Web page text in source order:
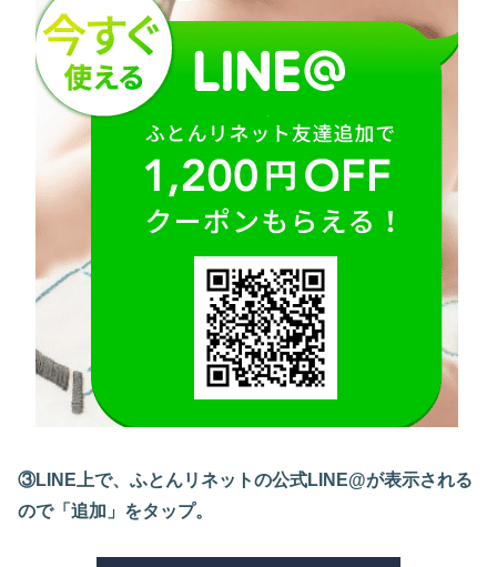
③LINE上で、ふとんリネットの公式LINE@が表示される
ので「追加」をタップ。